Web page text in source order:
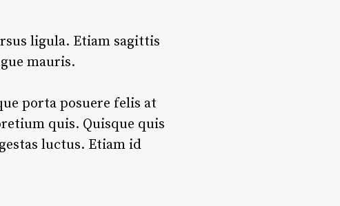
ligula. Etiam sagittis
mauris.
porta posuere felis at
quis. Quisque quis
luctus. Etiam id